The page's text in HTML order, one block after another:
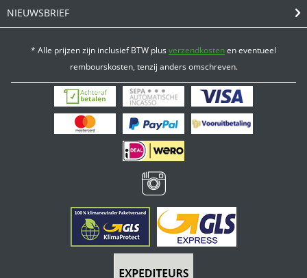
NIEUWSBRIEF
* Alle prijzen zijn inclusief BTW plusverzendkostenen eventueel
rembourskosten, tenzij anders omschreven.